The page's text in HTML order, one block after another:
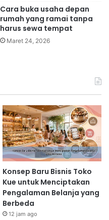
Cara buka usaha depan
rumah yang ramai tanpa
harus sewa tempat
Maret 24, 2026
Konsep Baru Bisnis Toko
Kue untuk Menciptakan
Pengalaman Belanja yang
Berbeda
12 jam ago